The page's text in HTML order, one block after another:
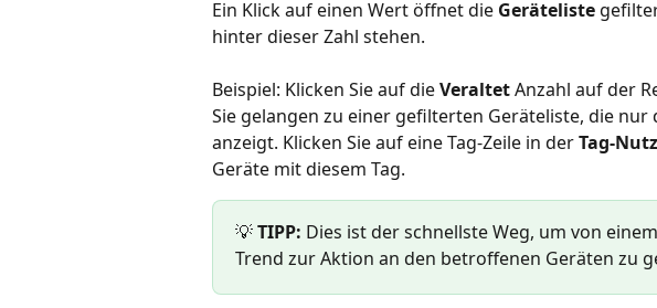
Ein Klick auf einen Wert öffnet die Geräteliste
hinter dieser Zahl stehen.
Beispiel: Klicken Sie auf die Veraltet Anzahl auf der
Sie gelangen zu einer gefilterten Geräteliste, die nur
anzeigt. Klicken Sie auf eine Tag-Zeile in der Tag-
Geräte mit diesem Tag.
💡 TIPP: Dies ist der schnellste Weg, um von
Trend zur Aktion an den betroffenen Geräten zu